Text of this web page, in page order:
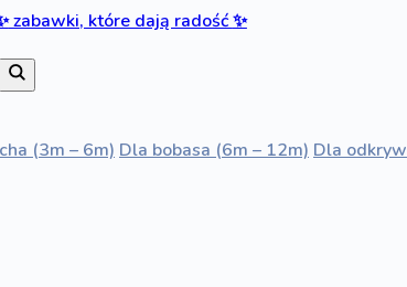
zabawki, które dają radość✨
(3m – 6m) Dla bobasa (6m – 12m) Dla